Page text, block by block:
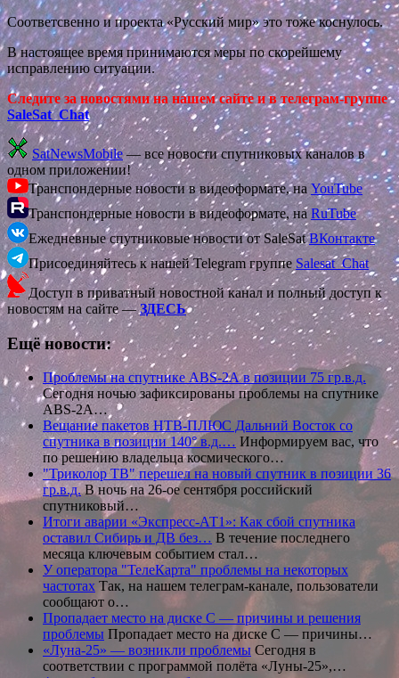
Соответсвенно и проекта «Русский мир» это тоже коснулось.
В настоящее время принимаются меры по скорейшему
исправлению ситуации.
Следите за новостями на нашем сайте и в телеграм-группе
SaleSat_Chat
SatNewsMobile— все новости спутниковых каналов в
одном приложении!
Транспондерные новости в видеоформате, на YouTube
Транспондерные новости в видеоформате, на RuTube
Ежедневные спутниковые новости от SaleSatВКонтакте
Присоединяйтесь к нашей Telegram группе Salesat_Chat
Доступ в приватный новостной канал и полный доступ к
новостям на сайте —ЗДЕСЬ
Ещё новости:
Проблемы на спутнике ABS-2А в позиции 75 гр.в.д.
Сегодня ночью зафиксированы проблемы на спутнике
ABS-2А…
Вещание пакетов НТВ-ПЛЮС Дальний Восток со
спутника в позиции 140° в.д.… Информируем вас, что
по решению владельца космического…
"Триколор ТВ" перешел на новый спутник в позиции 36
гр.в.д.В ночь на 26-ое сентября российский
спутниковый…
Итоги аварии «Экспресс-АТ1»: Как сбой спутника
оставил Сибирь и ДВ без… В течение последнего
месяца ключевым событием стал…
У оператора "ТелеКарта" проблемы на некоторых
частотах Так, на нашем телеграм-канале, пользователи
сообщают о…
Пропадает место на диске C — причины и решения
проблемы Пропадает место на диске C — причины…
«Луна-25» — возникли проблемы Сегодня в
соответствии с программой полёта «Луны-25»,…